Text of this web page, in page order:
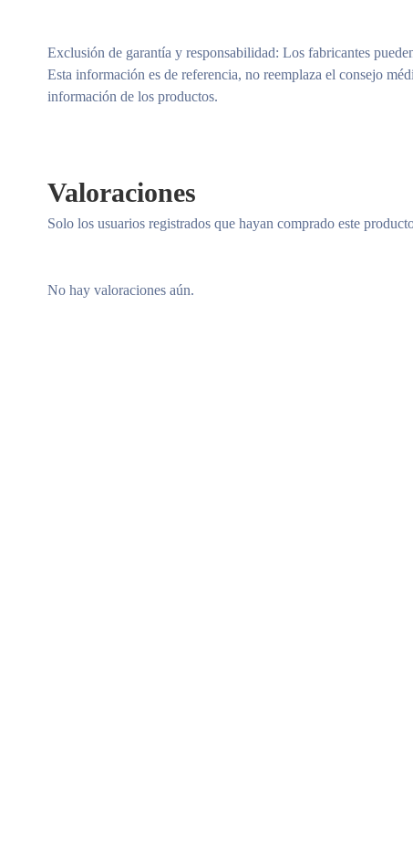
Exclusión de garantía y responsabilidad: Los fabricantes
Esta información es de referencia, no reemplaza el consejo
información de los productos.
Valoraciones
No hay valoraciones aún.
Solo los usuarios registrados que hayan comprado este